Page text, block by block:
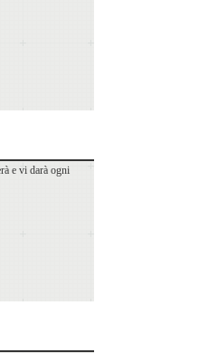
e vi darà ogni